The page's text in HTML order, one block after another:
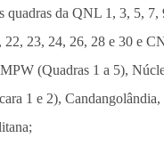
quadras da QNL 1, 3, 5, 7,
22, 23, 24, 26, 28 e 30 e
(Quadras 1 a 5),
1 e 2), Candangolândia,